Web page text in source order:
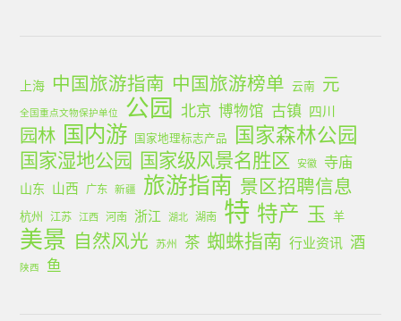
上海 中国旅游指南 中国旅游榜单 云南 元
全国重点文物保护单位 公园 北京 博物馆 古镇 四川
园林 国内游 国家地理标志产品 国家森林公园
国家湿地公园 国家级风景名胜区 安徽 寺庙
山东 山西 广东 新疆 旅游指南 景区招聘信息
杭州 江苏 江西 河南 浙江 湖北 湖南 特 特产 玉 羊
美景 自然风光 苏州 茶 蜘蛛指南 行业资讯 酒
陕西 鱼